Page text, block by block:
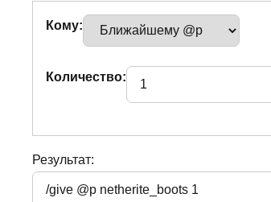
Кому:
Количество:
Результат: